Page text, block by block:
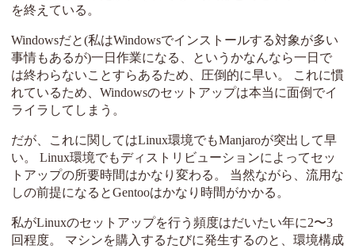
を終えている。
Windowsだと(私はWindowsでインストールする対象が多い
事情もあるが)一日作業になる、というかなんなら一日で
は終わらないことすらあるため、圧倒的に早い。 これに慣
れているため、Windowsのセットアップは本当に面倒でイ
ライラしてしまう。
だが、これに関してはLinux環境でもManjaroが突出して早
い。 Linux環境でもディストリビューションによってセッ
トアップの所要時間はかなり変わる。 当然ながら、流用な
しの前提になるとGentooはかなり時間がかかる。
私がLinuxのセットアップを行う頻度はだいたい年に2〜3
回程度。 マシンを購入するたびに発生するのと、環境構成